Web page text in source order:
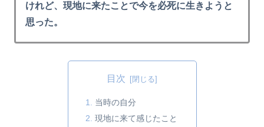
けれど、現地に来たことで今を必死に生きようと
思った。
目次
当時の自分
現地に来て感じたこと